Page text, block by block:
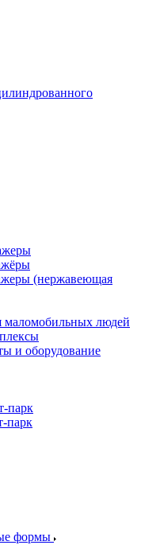
(нержавеющая
маломобильных людей
и оборудование
парк
парк
формы